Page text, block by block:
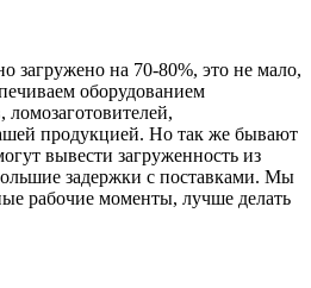
загружено на 70-80%, это не мало,
оборудованием
ломозаготовителей,
продукцией. Но так же бывают
вывести загруженность из
задержки с поставками. Мы
рабочие моменты, лучше делать